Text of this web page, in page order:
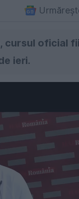
cursul oficial
ieri.